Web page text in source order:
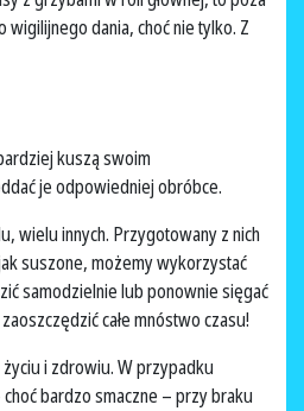
dania, choć nie tylko. Z
kuszą swoim
je odpowiedniej obróbce.
wielu innych. Przygotowany z nich
suszone, możemy wykorzystać
samodzielnie lub ponownie sięgać
całe mnóstwo czasu!
i zdrowiu. W przypadku
bardzo smaczne – przy braku